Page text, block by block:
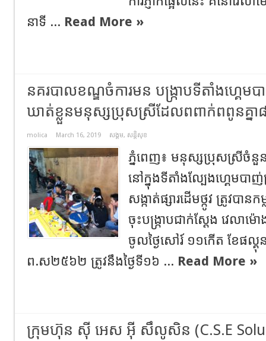
នាទី ... Read More »
នគរបាលខណ្ឌចំការមន បង្ក្រាបទីតាំងហ្គេម
ឃាត់ខ្លួនមនុស្សប្រុសស្រីដែលពពាក់ពពូនគ្នា
molica March 16, 2019 សង្គម, សន្តិសុខ
ភ្នំពេញ៖ មនុស្សប្រុសស្រីចំនួ
នៅក្នុងទីតាំងល្បែងហ្គេមបាញ់
សង្កាត់ផ្សារដើមថ្កូវ ត្រូវបា
ចុះបង្ក្រាបជាក់ស្តែង វេល
ចូលថ្ងៃសៅរ៍ ១១កើត ខែផល្គុ
ព.ស២៥៦២ ត្រូវនឹងថ្ងៃទី១៦ ... Read More »
ក្រុមហ៊ុន ស៊ី អេស អ៊ី សឹលូសិន (C.S.E